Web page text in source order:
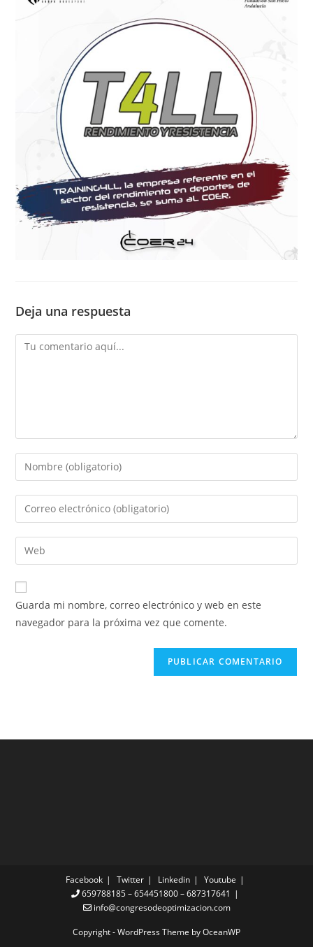
Deja una respuesta
Guarda mi nombre, correo electrónico y web en este
navegador para la próxima vez que comente.
Facebook Twitter Linkedin
Youtube
659788185 – 654451800 – 687317641
info@congresodeoptimizacion.com
Copyright - WordPress Theme by OceanWP